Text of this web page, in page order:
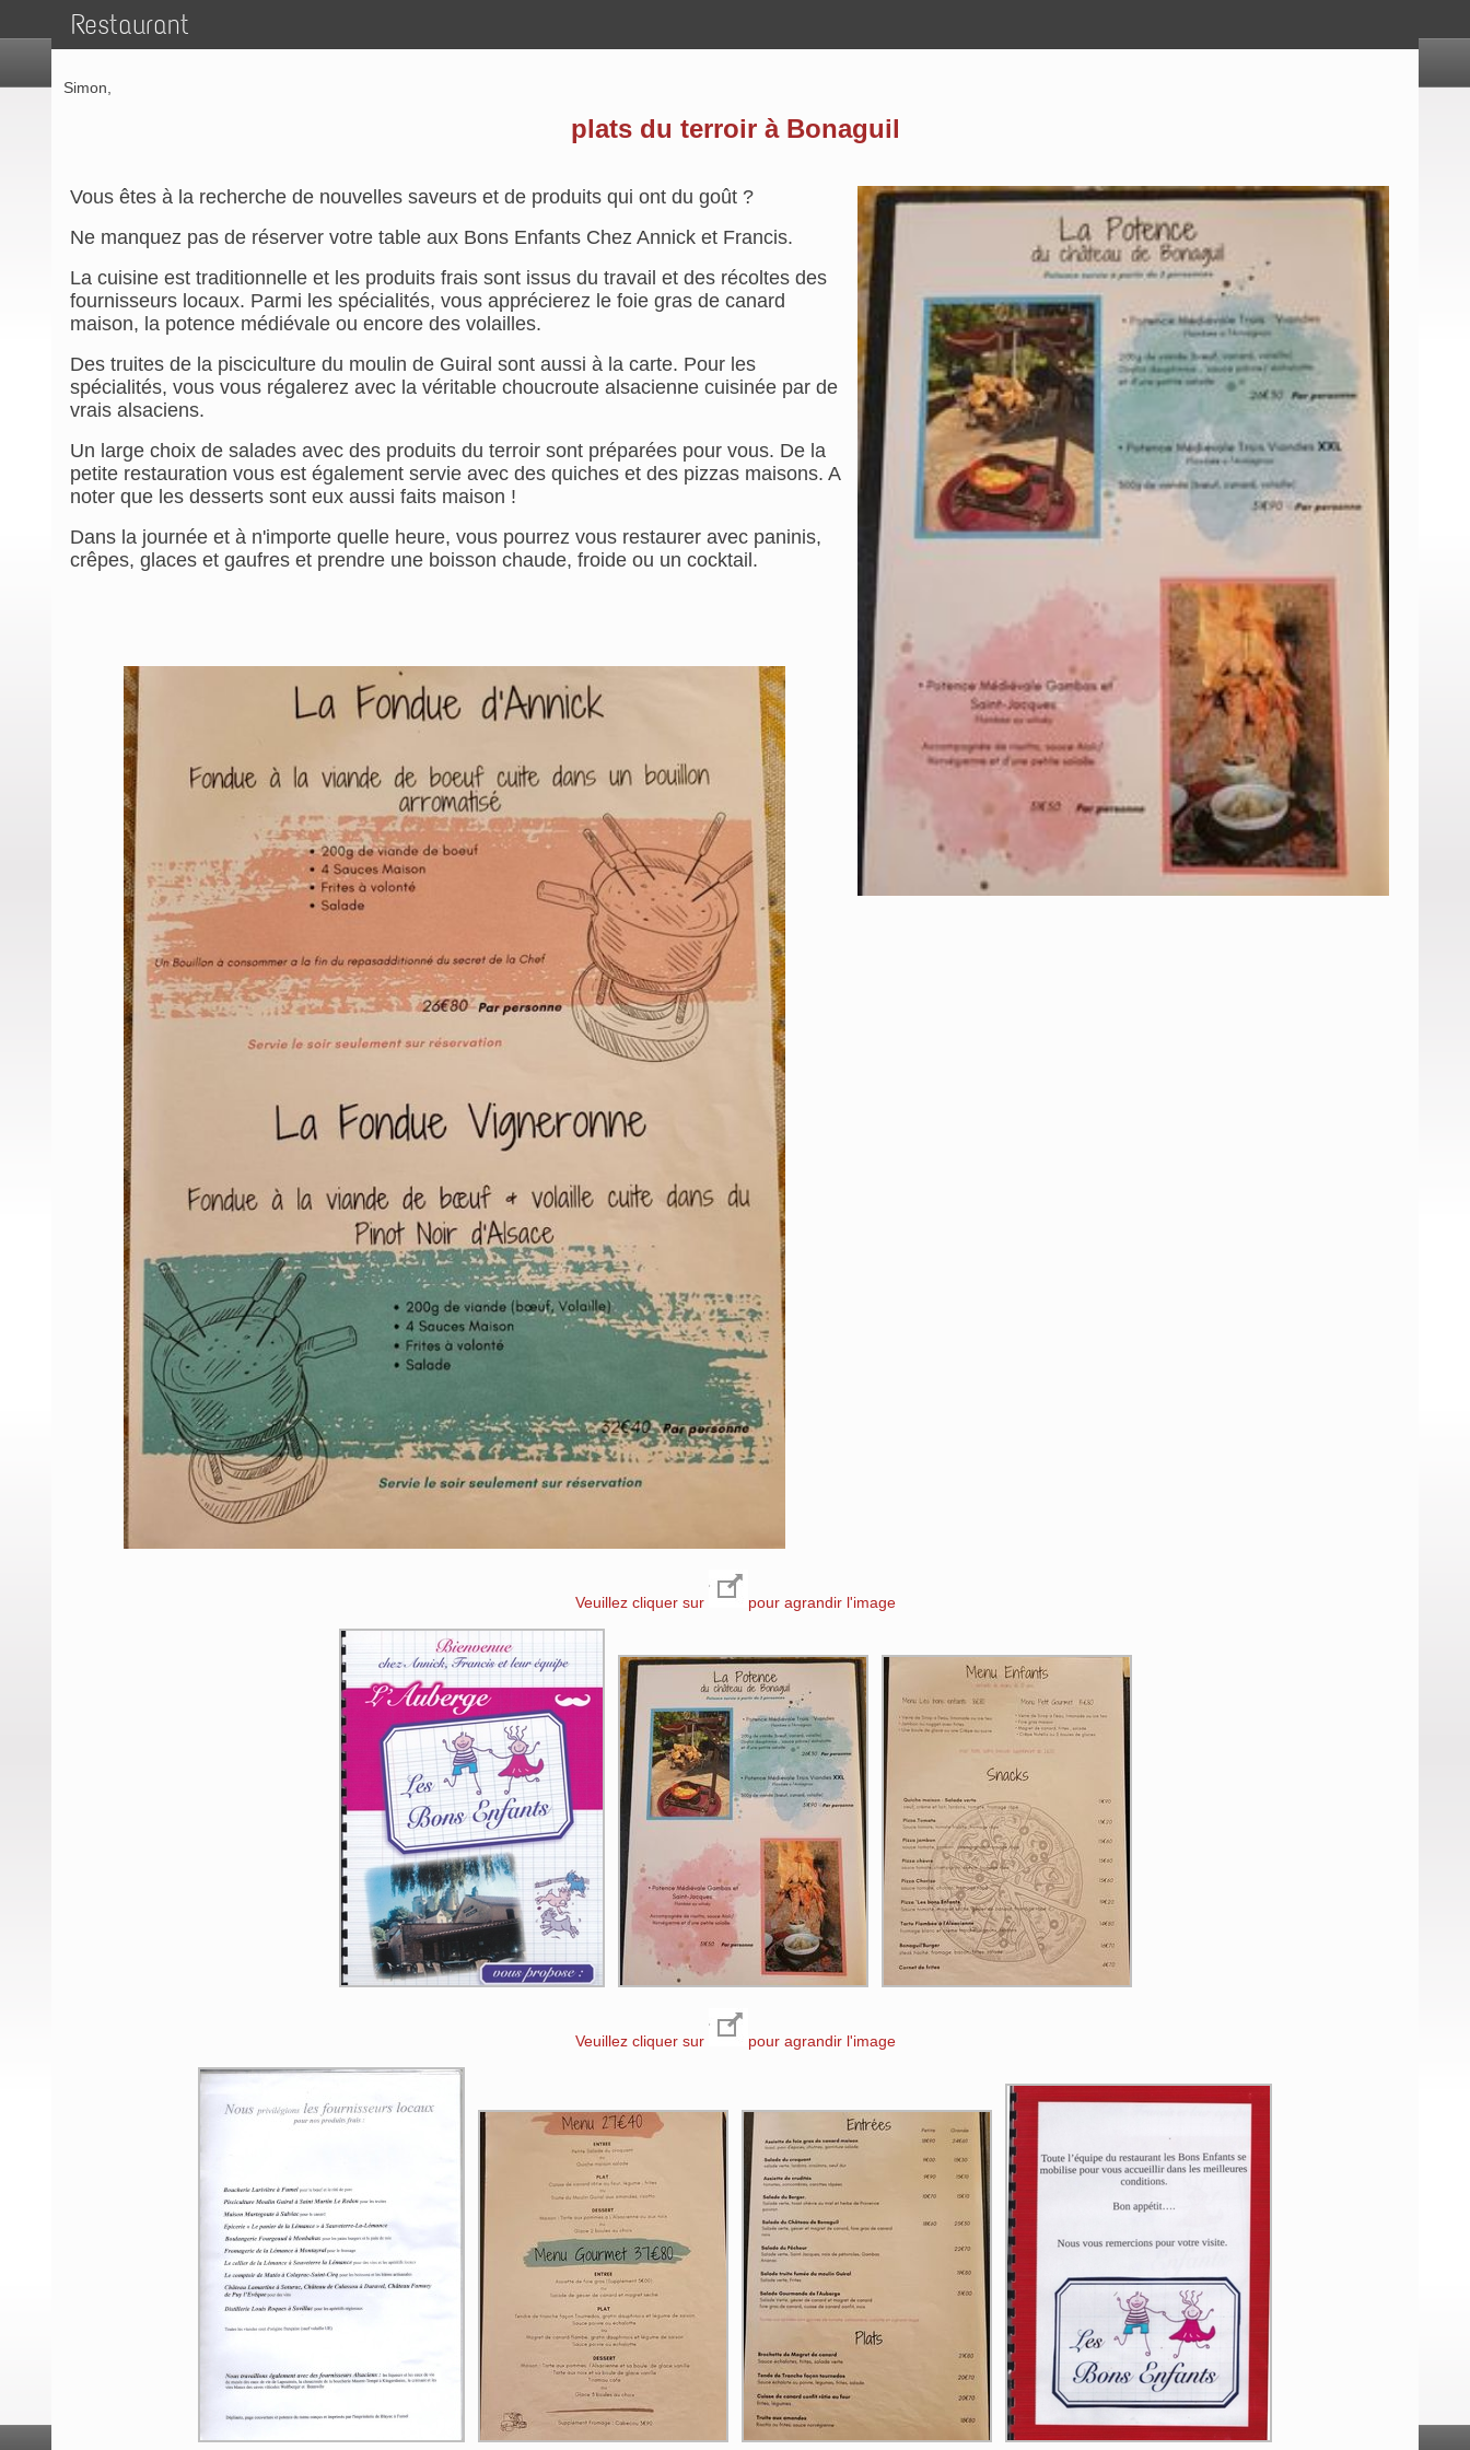
Restaurant
Simon,
plats du terroir à Bonaguil
Vous êtes à la recherche de nouvelles saveurs et de produits qui ont du goût ?
Ne manquez pas de réserver votre table aux Bons Enfants Chez Annick et Francis.
La cuisine est traditionnelle et les produits frais sont issus du travail et des récoltes des
fournisseurs locaux. Parmi les spécialités, vous apprécierez le foie gras de canard
maison, la potence médiévale ou encore des volailles.
Des truites de la pisciculture du moulin de Guiral sont aussi à la carte. Pour les
spécialités, vous vous régalerez avec la véritable choucroute alsacienne cuisinée par de
vrais alsaciens.
Un large choix de salades avec des produits du terroir sont préparées pour vous. De la
petite restauration vous est également servie avec des quiches et des pizzas maisons. A
noter que les desserts sont eux aussi faits maison !
Dans la journée et à n'importe quelle heure, vous pourrez vous restaurer avec paninis,
crêpes, glaces et gaufres et prendre une boisson chaude, froide ou un cocktail.
Veuillez cliquer sur pour agrandir l'image
Veuillez cliquer sur pour agrandir l'image